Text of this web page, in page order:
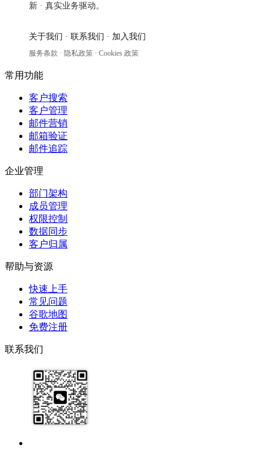
新 · 真实业务驱动。
关于我们 · 联系我们 · 加入我们
服务条款 · 隐私政策 · Cookies 政策
常用功能
客户搜索
客户管理
邮件营销
邮箱验证
邮件追踪
企业管理
部门架构
成员管理
权限控制
数据同步
客户归属
帮助与资源
快速上手
常见问题
谷歌地图
免费注册
联系我们